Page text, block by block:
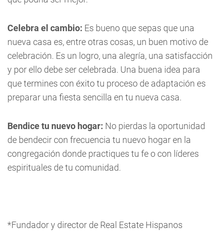
Celebra el cambio: Es bueno que sepas que una
nueva casa es, entre otras cosas, un buen motivo de
celebración. Es un logro, una alegría, una satisfacción
y por ello debe ser celebrada. Una buena idea para
que termines con éxito tu proceso de adaptación es
preparar una fiesta sencilla en tu nueva casa.
Bendice tu nuevo hogar: No pierdas la oportunidad
de bendecir con frecuencia tu nuevo hogar en la
congregación donde practiques tu fe o con líderes
espirituales de tu comunidad.
*Fundador y director de Real Estate Hispanos